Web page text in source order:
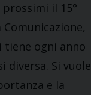
il 15°
tiene ogni anno
diversa. Si vuole
e la